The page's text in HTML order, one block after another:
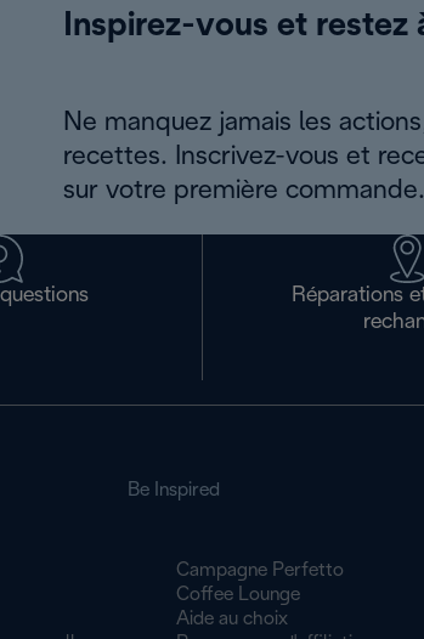
Inspirez-vous et restez
Ne manquez jamais les
recettes. Inscrivez-vous et
sur votre première commande.
Réparations
Be Inspired
Campagne Perfetto
Coffee Lounge
Aide au choix